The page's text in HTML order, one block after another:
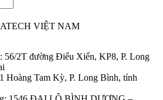
VIỆT NAM
56/2T đường Điểu Xiển, KP8, P. Long
Hoàng Tam Kỳ, P. Long Bình, tỉnh